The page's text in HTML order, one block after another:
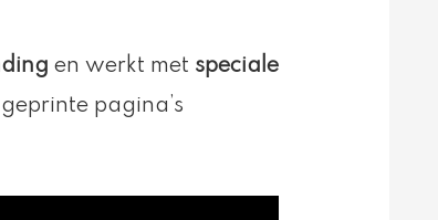
en werkt met speciale
pagina’s